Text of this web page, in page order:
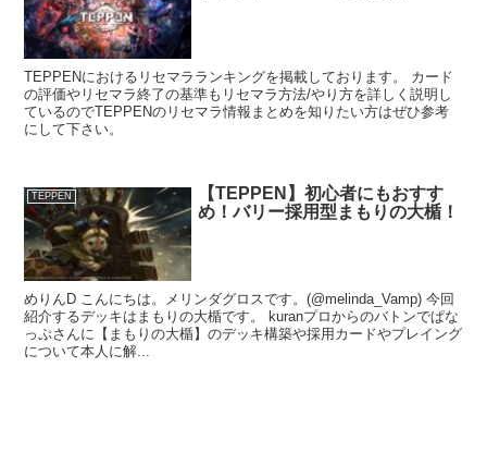
TEPPENにおけるリセマラランキングを掲載しております。 カード
の評価やリセマラ終了の基準もリセマラ方法/やり方を詳しく説明し
ているのでTEPPENのリセマラ情報まとめを知りたい方はぜひ参考
にして下さい。
TEPPEN
【TEPPEN】初心者にもおすす
め！バリー採用型まもりの大楯！
めりんD こんにちは。メリンダグロスです。(@melinda_Vamp) 今回
紹介するデッキはまもりの大楯です。 kuranプロからのバトンでぱな
っぷさんに【まもりの大楯】のデッキ構築や採用カードやプレイング
について本人に解...